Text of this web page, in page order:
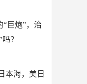
“巨炮”，治
？
本海，美日